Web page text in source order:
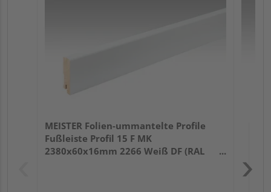
MEISTER Folien-ummantelte Profile
Fußleiste Profil 15 F MK
2380x60x16mm 2266 Weiß DF (RAL